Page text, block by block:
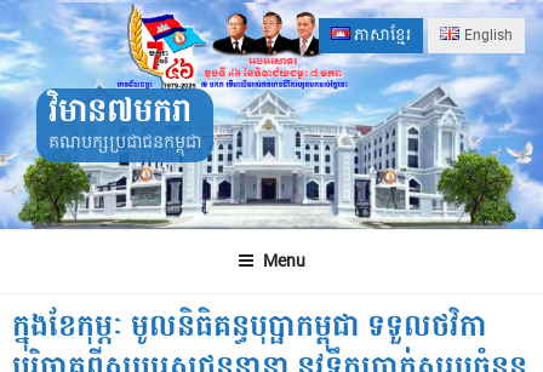
Skip
to
content
ភាសាខ្មែរ English
វិមាន៧មករា
គណបក្សប្រជាជនកម្ពុជា
Menu
ក្នុងខែកុម្ភៈ មូលនិធិគន្ធបុប្ផាកម្ពុជា ទទួលថវិកា